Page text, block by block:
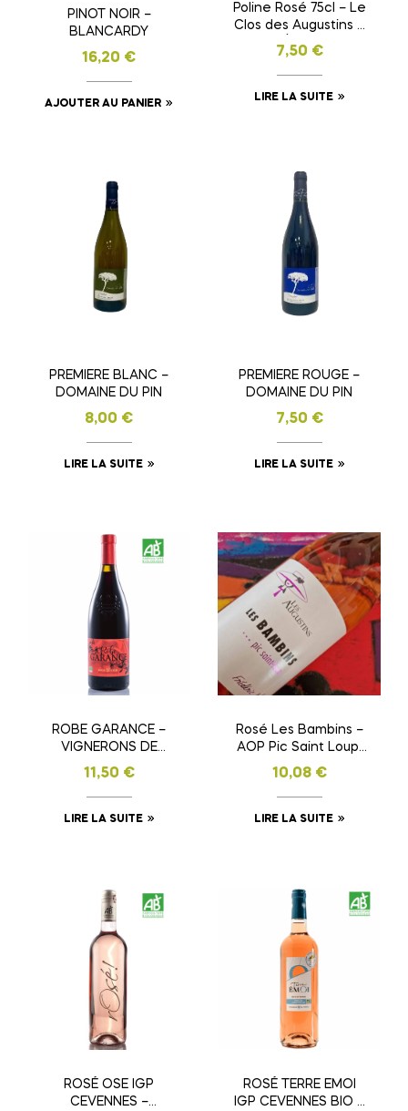
PINOT NOIR –
BLANCARDY
16,20 €
AJOUTER AU PANIER
Poline Rosé 75cl – Le
Clos des Augustins –
Rosé d’Été Fruité et
Élégant
7,50 €
LIRE LA SUITE
PREMIERE BLANC –
DOMAINE DU PIN
8,00 €
LIRE LA SUITE
PREMIERE ROUGE –
DOMAINE DU PIN
7,50 €
LIRE LA SUITE
ROBE GARANCE –
VIGNERONS DE
TORNAC
11,50 €
LIRE LA SUITE
Rosé Les Bambins –
AOP Pic Saint Loup,
fraîcheur et
caractère du Sud
10,08 €
LIRE LA SUITE
ROSÉ OSE IGP
CEVENNES –
ROSÉ TERRE EMOI
IGP CEVENNES BIO –